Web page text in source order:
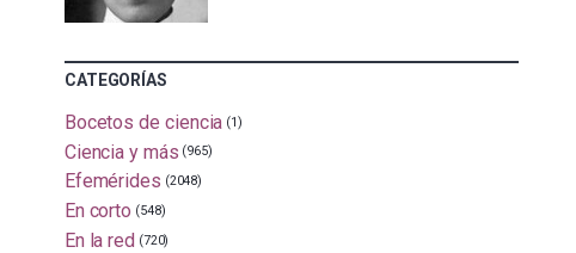
CATEGORÍAS
Bocetos de ciencia (1)
Ciencia y más (965)
Efemérides (2048)
En corto (548)
En la red (720)